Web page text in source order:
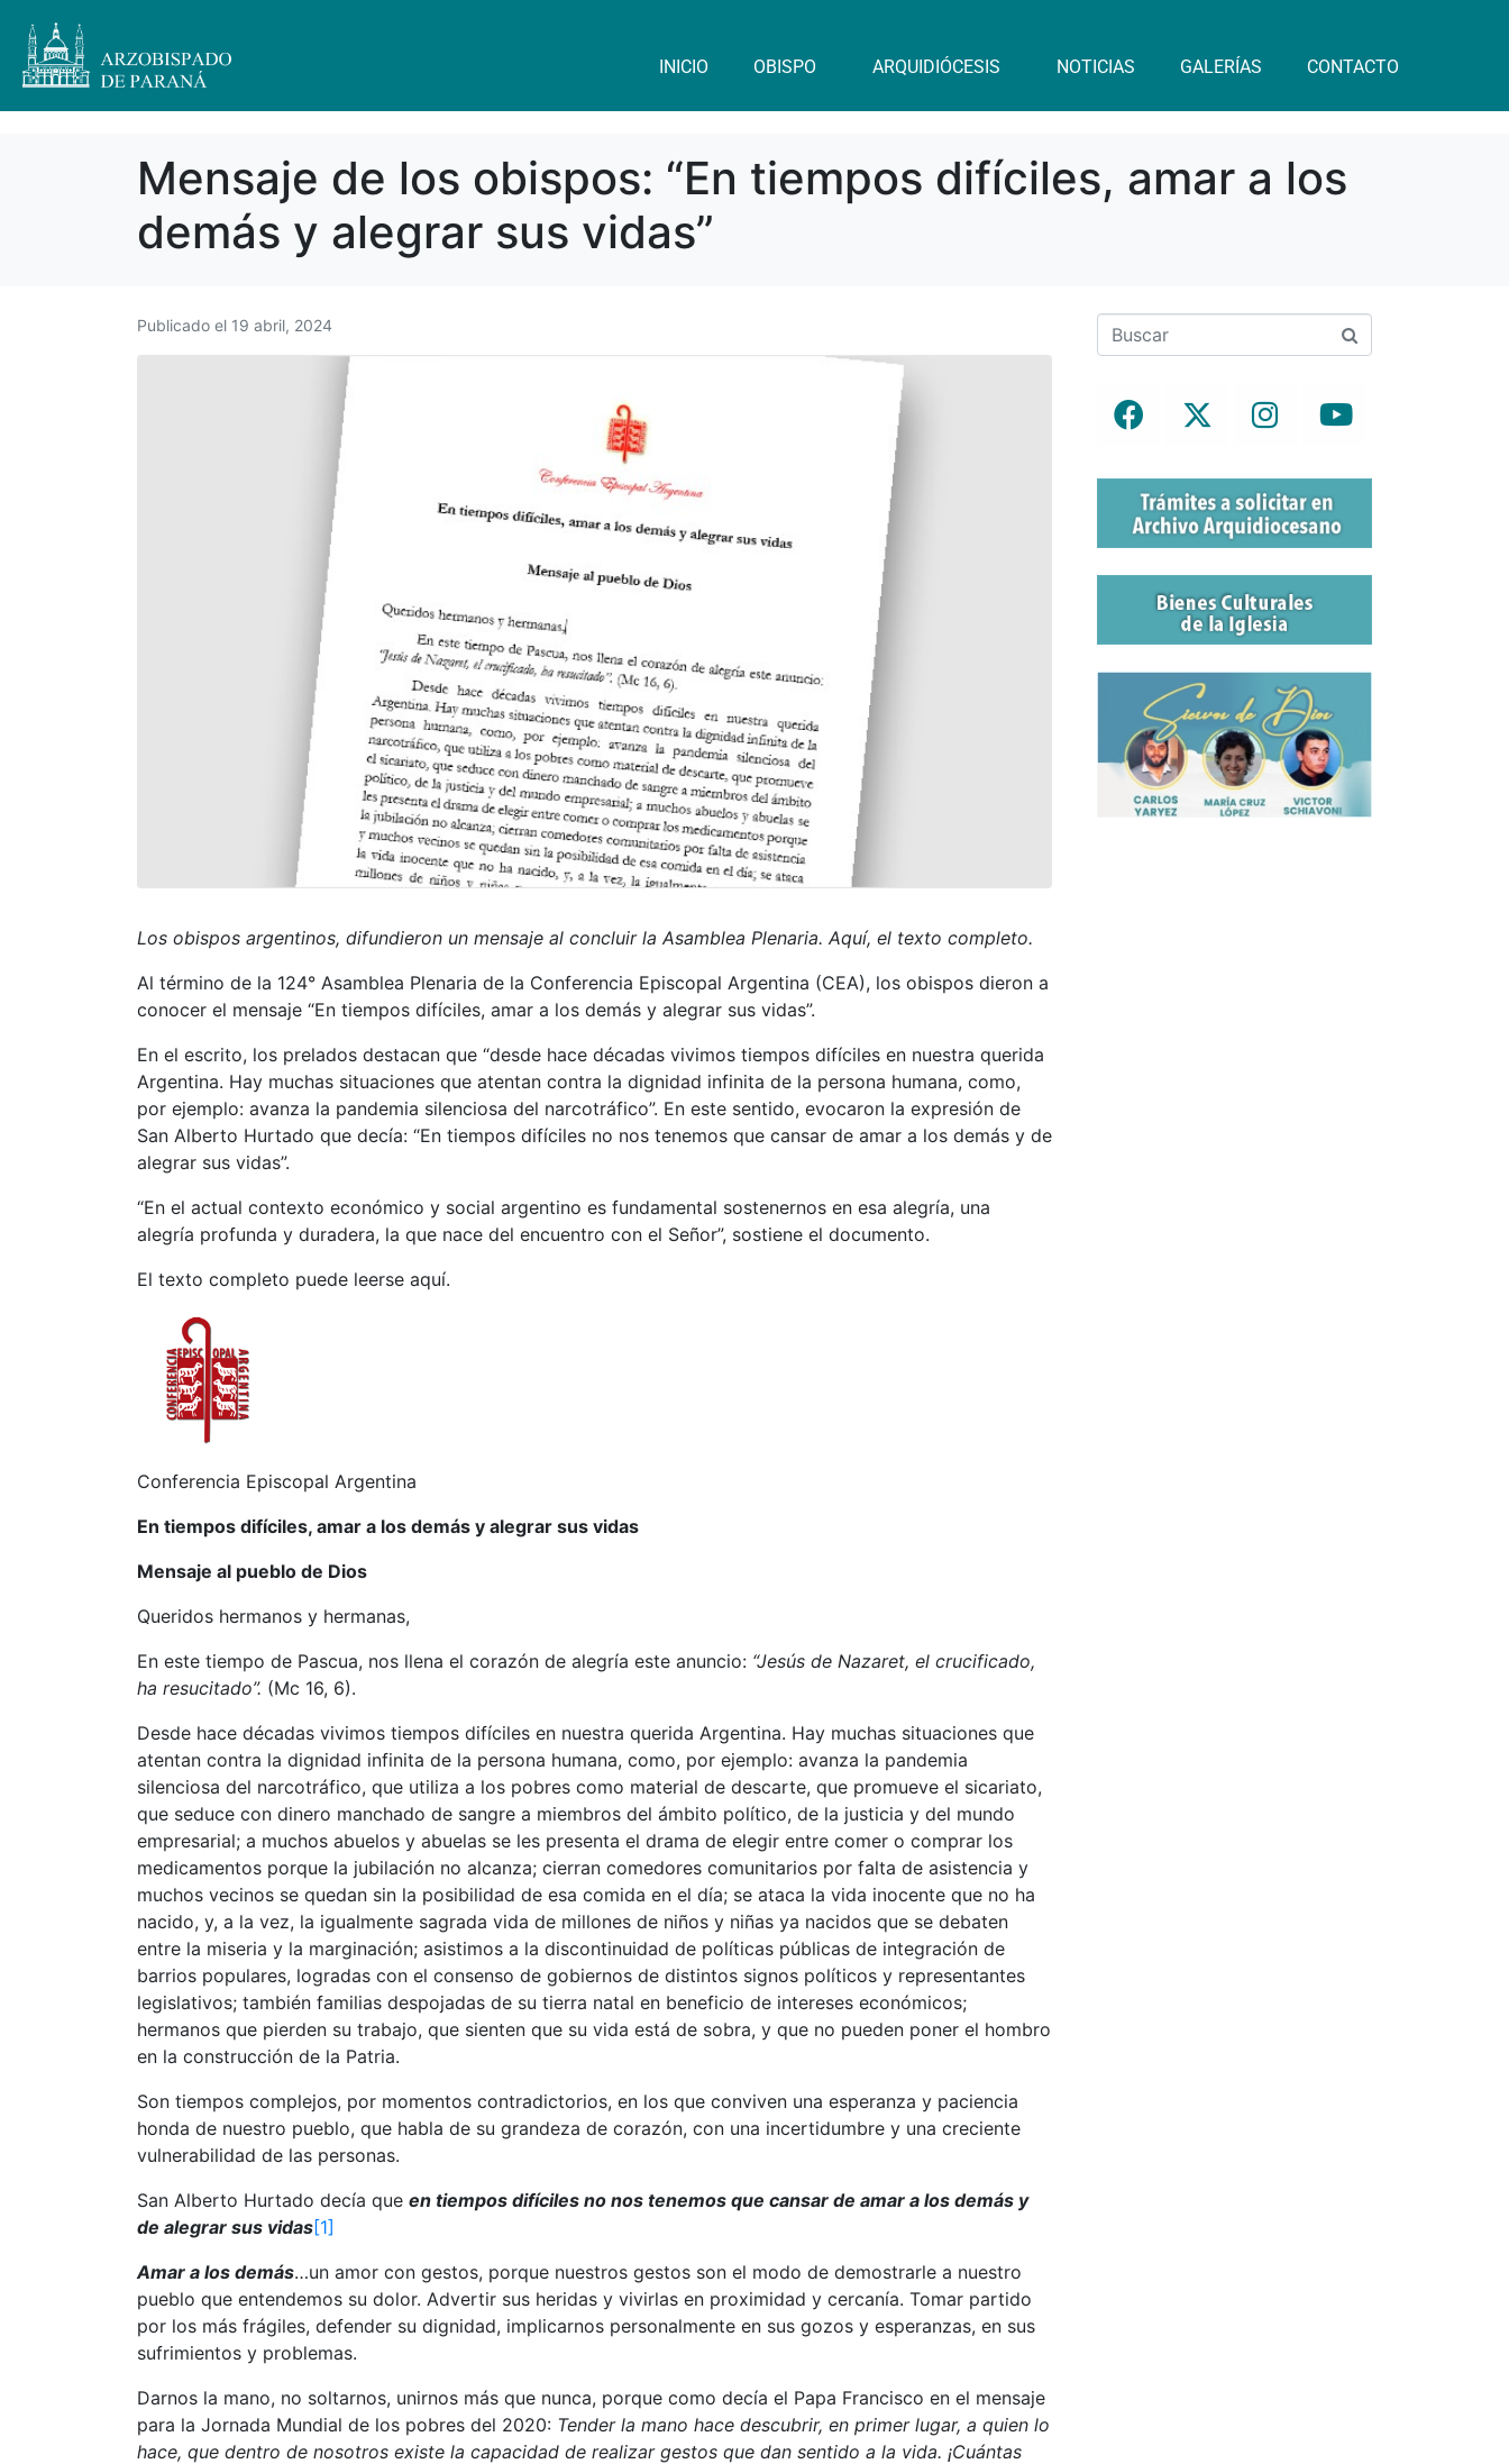
INICIO OBISPO ARQUIDIÓCESIS NOTICIAS GALERÍAS CONTACTO
Mensaje de los obispos: “En tiempos difíciles, amar a los
demás y alegrar sus vidas”
Publicado el 19 abril, 2024
Los obispos argentinos, difundieron un mensaje al concluir la Asamblea Plenaria. Aquí, el texto completo.
Al término de la 124° Asamblea Plenaria de la Conferencia Episcopal Argentina (CEA), los obispos dieron a
conocer el mensaje “En tiempos difíciles, amar a los demás y alegrar sus vidas”.
En el escrito, los prelados destacan que “desde hace décadas vivimos tiempos difíciles en nuestra querida
Argentina. Hay muchas situaciones que atentan contra la dignidad infinita de la persona humana, como,
por ejemplo: avanza la pandemia silenciosa del narcotráfico”. En este sentido, evocaron la expresión de
San Alberto Hurtado que decía: “En tiempos difíciles no nos tenemos que cansar de amar a los demás y de
alegrar sus vidas”.
“En el actual contexto económico y social argentino es fundamental sostenernos en esa alegría, una
alegría profunda y duradera, la que nace del encuentro con el Señor”, sostiene el documento.
El texto completo puede leerse aquí.
Conferencia Episcopal Argentina
En tiempos difíciles, amar a los demás y alegrar sus vidas
Mensaje al pueblo de Dios
Queridos hermanos y hermanas,
En este tiempo de Pascua, nos llena el corazón de alegría este anuncio: “Jesús de Nazaret, el crucificado,
ha resucitado”. (Mc 16, 6).
Desde hace décadas vivimos tiempos difíciles en nuestra querida Argentina. Hay muchas situaciones que
atentan contra la dignidad infinita de la persona humana, como, por ejemplo: avanza la pandemia
silenciosa del narcotráfico, que utiliza a los pobres como material de descarte, que promueve el sicariato,
que seduce con dinero manchado de sangre a miembros del ámbito político, de la justicia y del mundo
empresarial; a muchos abuelos y abuelas se les presenta el drama de elegir entre comer o comprar los
medicamentos porque la jubilación no alcanza; cierran comedores comunitarios por falta de asistencia y
muchos vecinos se quedan sin la posibilidad de esa comida en el día; se ataca la vida inocente que no ha
nacido, y, a la vez, la igualmente sagrada vida de millones de niños y niñas ya nacidos que se debaten
entre la miseria y la marginación; asistimos a la discontinuidad de políticas públicas de integración de
barrios populares, logradas con el consenso de gobiernos de distintos signos políticos y representantes
legislativos; también familias despojadas de su tierra natal en beneficio de intereses económicos;
hermanos que pierden su trabajo, que sienten que su vida está de sobra, y que no pueden poner el hombro
en la construcción de la Patria.
Son tiempos complejos, por momentos contradictorios, en los que conviven una esperanza y paciencia
honda de nuestro pueblo, que habla de su grandeza de corazón, con una incertidumbre y una creciente
vulnerabilidad de las personas.
San Alberto Hurtado decía que en tiempos difíciles no nos tenemos que cansar de amar a los demás y
de alegrar sus vidas[1]
Amar a los demás…un amor con gestos, porque nuestros gestos son el modo de demostrarle a nuestro
pueblo que entendemos su dolor. Advertir sus heridas y vivirlas en proximidad y cercanía. Tomar partido
por los más frágiles, defender su dignidad, implicarnos personalmente en sus gozos y esperanzas, en sus
sufrimientos y problemas.
Darnos la mano, no soltarnos, unirnos más que nunca, porque como decía el Papa Francisco en el mensaje
para la Jornada Mundial de los pobres del 2020: Tender la mano hace descubrir, en primer lugar, a quien lo
hace, que dentro de nosotros existe la capacidad de realizar gestos que dan sentido a la vida. ¡Cuántas